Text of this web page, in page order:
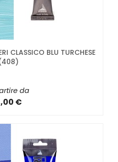
CLASSICO BLU TURCHESE
da
€